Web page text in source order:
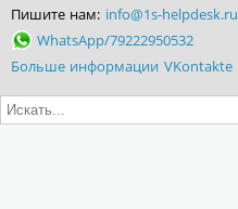
Пишите нам: info@1s-helpdesk.ru
WhatsApp/79222950532
Больше информации VKontakte